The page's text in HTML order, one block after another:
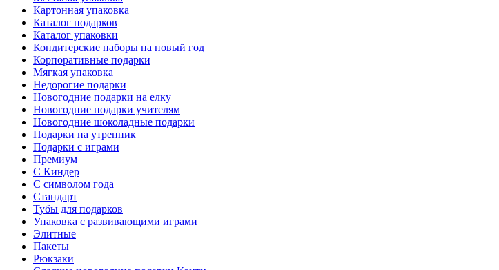
Картонная упаковка
Каталог подарков
Каталог упаковки
Кондитерские наборы на новый год
Корпоративные подарки
Мягкая упаковка
Недорогие подарки
Новогодние подарки на елку
Новогодние подарки учителям
Новогодние шоколадные подарки
Подарки на утренник
Подарки с играми
Премиум
С Киндер
С символом года
Стандарт
Тубы для подарков
Упаковка с развивающими играми
Элитные
Пакеты
Рюкзаки